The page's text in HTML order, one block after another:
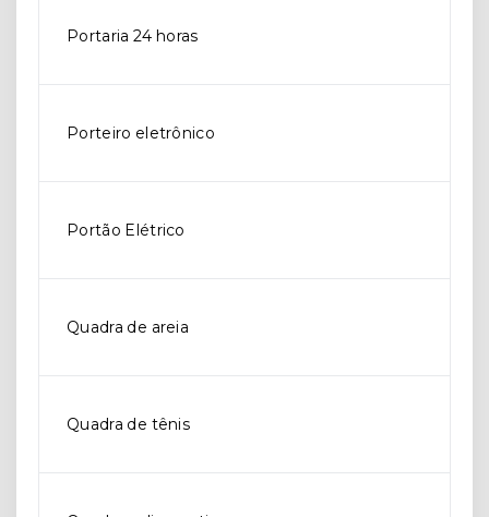
Portaria 24 horas
Porteiro eletrônico
Portão Elétrico
Quadra de areia
Quadra de tênis